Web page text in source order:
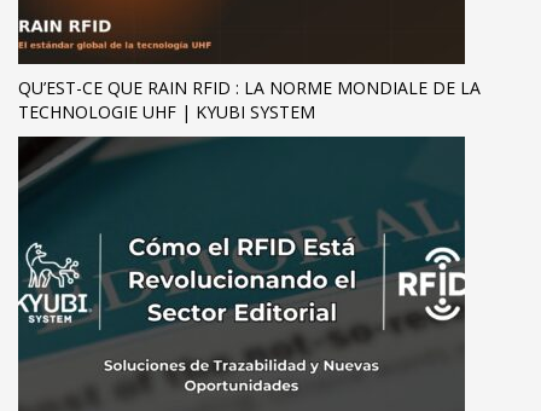
QU’EST-CE QUE RAIN RFID : LA NORME MONDIALE DE LA
TECHNOLOGIE UHF | KYUBI SYSTEM